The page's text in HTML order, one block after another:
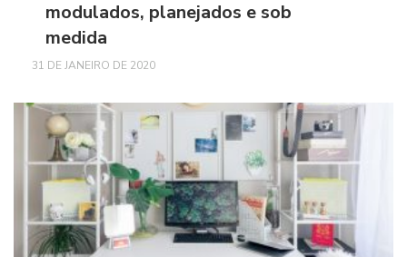
modulados, planejados e sob
medida
31 DE JANEIRO DE 2020